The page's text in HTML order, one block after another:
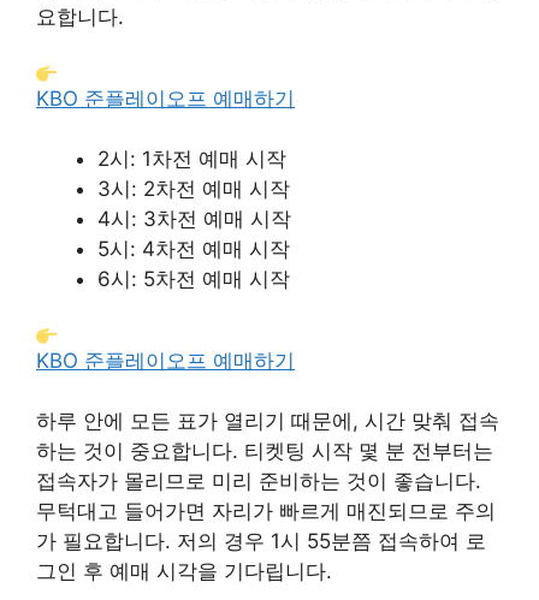
요합니다.
KBO 준플레이오프 예매하기
2시: 1차전 예매 시작
3시: 2차전 예매 시작
4시: 3차전 예매 시작
5시: 4차전 예매 시작
6시: 5차전 예매 시작
KBO 준플레이오프 예매하기
하루 안에 모든 표가 열리기 때문에, 시간 맞춰 접속
하는 것이 중요합니다. 티켓팅 시작 몇 분 전부터는
접속자가 몰리므로 미리 준비하는 것이 좋습니다.
무턱대고 들어가면 자리가 빠르게 매진되므로 주의
가 필요합니다. 저의 경우 1시 55분쯤 접속하여 로
그인 후 예매 시각을 기다립니다.